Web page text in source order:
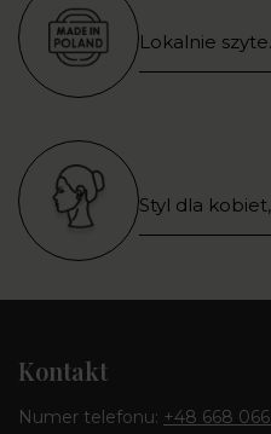
Lokalnie
Styl dla
Kontakt
Numer telefonu: +48 668